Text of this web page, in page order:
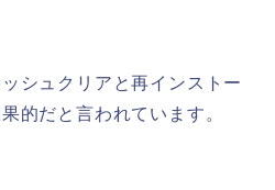
シュクリアと再インストー
的だと言われています。